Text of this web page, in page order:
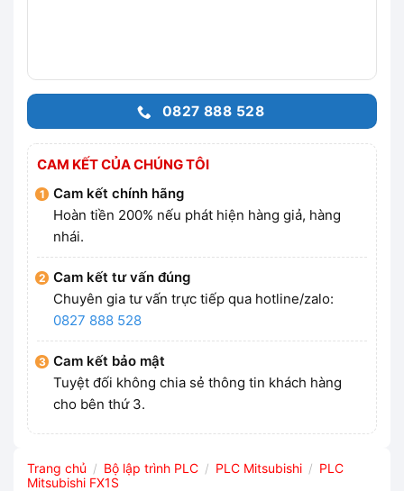
0827 888 528
CAM KẾT CỦA CHÚNG TÔI
Cam kết chính hãng
Hoàn tiền 200% nếu phát hiện hàng giả, hàng
nhái.
Cam kết tư vấn đúng
Chuyên gia tư vấn trực tiếp qua hotline/zalo:
0827 888 528
Cam kết bảo mật
Tuyệt đối không chia sẻ thông tin khách hàng
cho bên thứ 3.
Trang chủ / Bộ lập trình PLC / PLC Mitsubishi / PLC
Mitsubishi FX1S